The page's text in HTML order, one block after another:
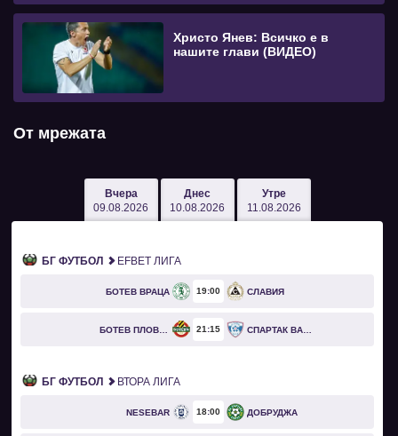
Христо Янев: Всичко е в
нашите глави (ВИДЕО)
От мрежата
Вчера
09.08.2026
Днес
10.08.2026
Утре
11.08.2026
БГ ФУТБОЛ EFBET ЛИГА
БОТЕВ ВРАЦА 19 00 СЛАВИЯ
БОТЕВ ПЛОВДИВ 21 15 СПАРТАК ВАРНА
БГ ФУТБОЛ ВТОРА ЛИГА
NESEBAR 18 00 ДОБРУДЖА